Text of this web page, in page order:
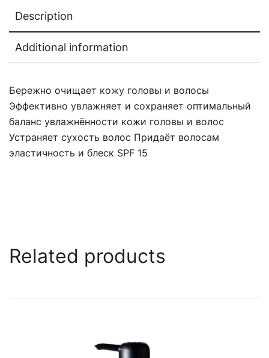
Description
Additional information
Бережно очищает кожу головы и волосы
Эффективно увлажняет и сохраняет оптимальный
баланс увлажнённости кожи головы и волос
Устраняет сухость волос Придаёт волосам
эластичность и блеск SPF 15
Related products